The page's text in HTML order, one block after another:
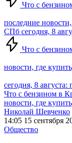
Что с
последние
СПб сегодня, 8
Что с
новости, где
сегодня, 8
Что с бензином в
новости, где
Николай Шевченко
14:05 15 сентября
Общество